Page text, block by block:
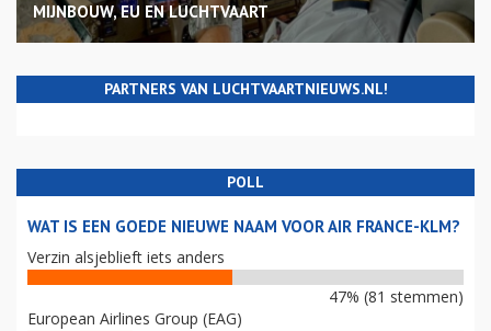
MIJNBOUW, EU EN LUCHTVAART
PARTNERS VAN LUCHTVAARTNIEUWS.NL!
POLL
WAT IS EEN GOEDE NIEUWE NAAM VOOR AIR FRANCE-KLM?
Verzin alsjeblieft iets anders
47% (81 stemmen)
European Airlines Group (EAG)